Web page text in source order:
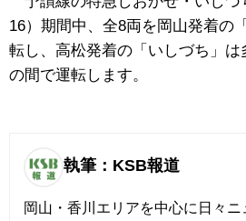
16）期間中、全8両を岡山発着の
転し、高松発着の「いしづち」は
の間で運転します。
執筆：KSB報道
岡山・香川エリアを中心に日々